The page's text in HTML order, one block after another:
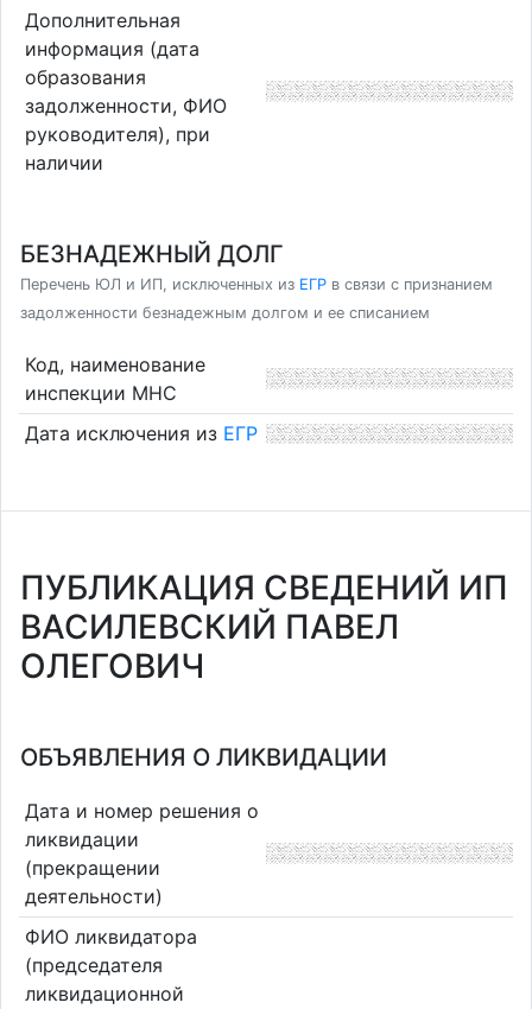
Дополнительная
информация (дата
образования
задолженности, ФИО
руководителя), при
наличии
БЕЗНАДЕЖНЫЙ ДОЛГ
Перечень ЮЛ и ИП, исключенных из ЕГР в связи с признанием
задолженности безнадежным долгом и ее списанием
Код, наименование
инспекции МНС
Дата исключения из ЕГР
ПУБЛИКАЦИЯ СВЕДЕНИЙ ИП
ВАСИЛЕВСКИЙ ПАВЕЛ
ОЛЕГОВИЧ
ОБЪЯВЛЕНИЯ О ЛИКВИДАЦИИ
Дата и номер решения о
ликвидации
(прекращении
деятельности)
ФИО ликвидатора
(председателя
ликвидационной